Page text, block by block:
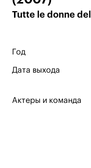
Tutte le donne
Год
Дата выхода
Актеры и команда